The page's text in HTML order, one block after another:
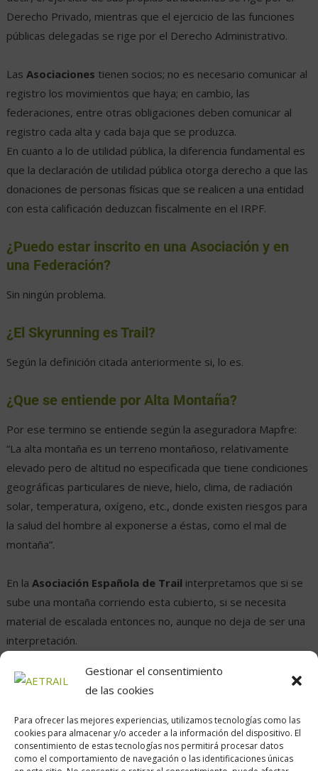
Gestionar el consentimiento
de las cookies
Para ofrecer las mejores experiencias, utilizamos tecnologías como las
cookies para almacenar y/o acceder a la información del dispositivo. El
consentimiento de estas tecnologías nos permitirá procesar datos
como el comportamiento de navegación o las identificaciones únicas
Derecho Privado, mientras que el ejercicio de las funciones
públicas delegadas se rige por el Derecho Administrativo.
Las Asociaciones tienen socios; no es necesario comunicar al
registro los movimientos que haya; en cambio, las
federaciones, entre otras obligaciones deben comunicar al
registro cada alta y cada baja que se produzca.
En cuanto a lo de utilidad pública, la diferencia fundamental es
que la declaración de utilidad pública otorga derecho a que las
donaciones de personas físicas que se realicen a una entidad
con esta calificación deduzcan fiscalmente en el IRPF.
¿Puedo estar inscrito en una Asociación y en
una Federación?
Sin ningún problema.
¿El Skyrunning es Trail?
Según la definición citada anteriormente si, lo es.
¿Que se entiende por Alta Montaña?
Por ese termino se entiende según la aseguradora Mapfre:
“La alta montaña es un terreno montañoso, relativamente
elevado pero de altitud no especificada que tiene condiciones
geográficas particulares de nieve, hielo, clima, de radiación
solar, temperatura, oxígeno, etc., donde existen riesgos para
la salud del hombre al exponerse a éstas, como el mal de
montaña”.
En la Asociación Española de Trail interpretamos que si se
sube una montaña corriendo esta cubierto, si se necesita
material de escalada entonces no, aunque no deja de ser una
interpretación.